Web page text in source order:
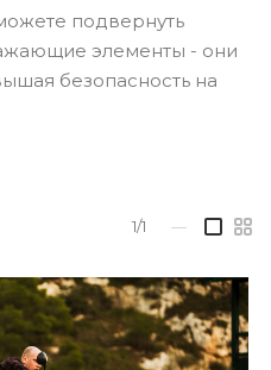
подвернуть
элементы - они
безопасность на
1/1 —